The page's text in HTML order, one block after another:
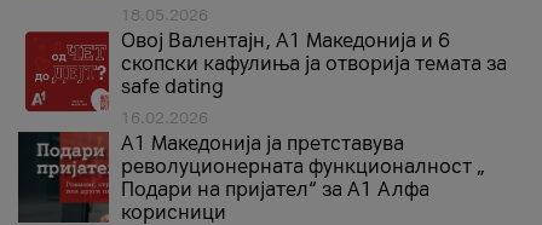
18.05.2026
Овој Валентајн, A1 Македонија и 6
скопски кафулиња ја отворија темата за
safe dating
16.02.2026
А1 Македонија ја претставува
револуционерната функционалност „
Подари на пријател“ за А1 Алфа
корисници